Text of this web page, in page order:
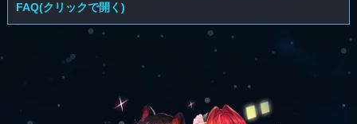
FAQ(クリックで開く)